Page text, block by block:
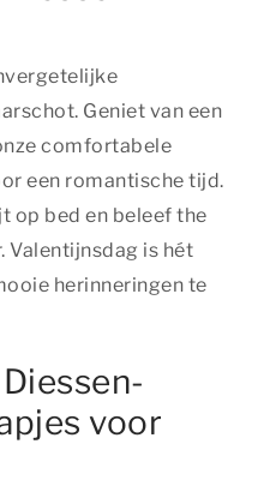
Geniet van een
comfortabele
een romantische tijd.
op bed en beleef the
Valentijnsdag is hét
herinneringen te
voor